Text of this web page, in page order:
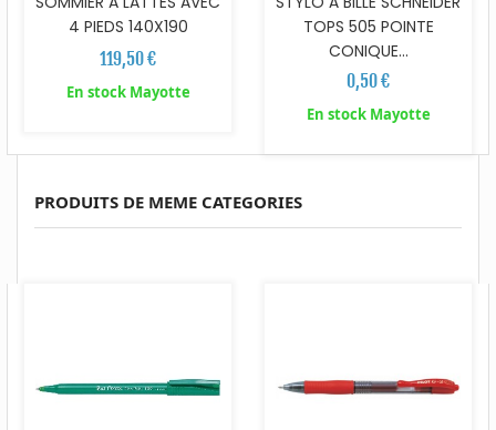
4 PIEDS 140X190
119,50 €
En stock Mayotte
TOPS 505 POINTE
CONIQUE...
0,50 €
En stock Mayotte
PRODUITS DE MEME CATEGORIES